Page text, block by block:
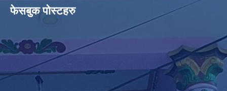
फेसबुक पोस्टहरु